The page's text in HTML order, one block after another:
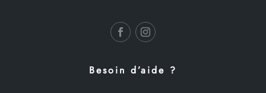
Besoin d’aide ?